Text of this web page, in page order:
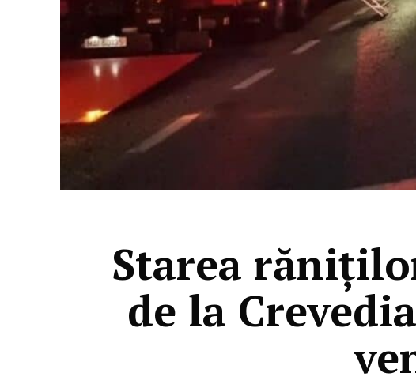
Starea
de la